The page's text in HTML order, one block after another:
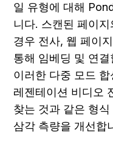
일 유형에 대해
니다. 스캔된 페이
경우 전사, 웹 페이
통해 임베딩 및 연
이러한 다중 모드
레젠테이션 비디오
찾는 것과 같은 형
삼각 측량을 개선합